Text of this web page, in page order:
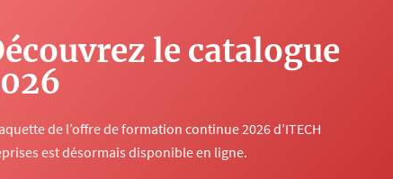
le catalogue
de l’offre de formation continue 2026 d’ITECH
est désormais disponible en ligne.